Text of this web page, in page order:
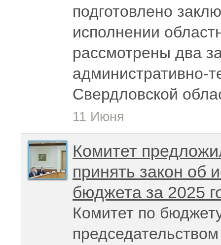
подготовлено
исполнении
рассмотрены два
административно-
Свердловской
11 Июня
Комитет
принять закон об
бюджета за 2025
Комитет по